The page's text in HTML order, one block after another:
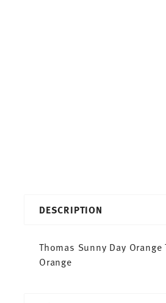
DESCRIPTION
Thomas Sunny Day
Orange